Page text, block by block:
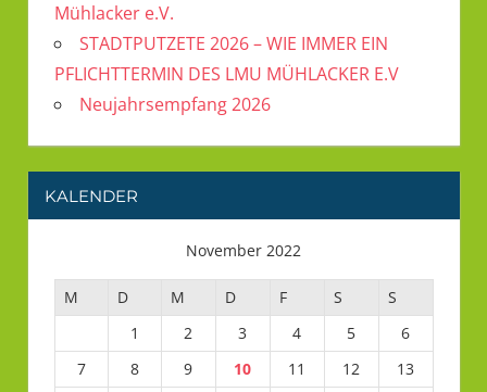
Mühlacker e.V.
STADTPUTZETE 2026 – WIE IMMER EIN
PFLICHTTERMIN DES LMU MÜHLACKER E.V
Neujahrsempfang 2026
KALENDER
November 2022
M D M D F S
S
1
2 3 4 5
6
7
8 9 10 11 12 13